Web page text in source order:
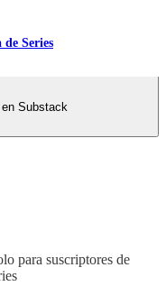
Series
Substack
para suscriptores de